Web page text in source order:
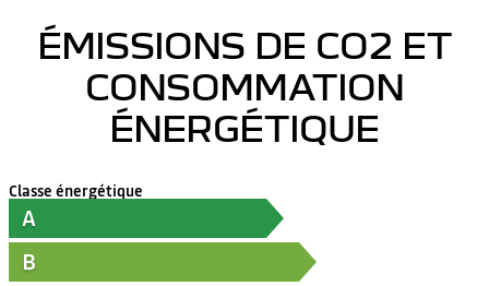
ÉMISSIONS DE CO2 ET
CONSOMMATION
ÉNERGÉTIQUE
Classe énergétique
A
B